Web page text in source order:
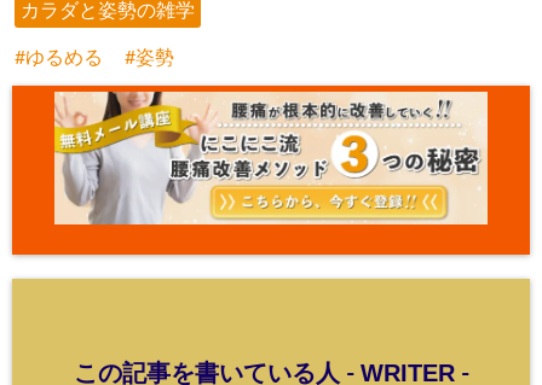
カラダと姿勢の雑学
ゆるめる 姿勢
この記事を書いている人 - WRITER-